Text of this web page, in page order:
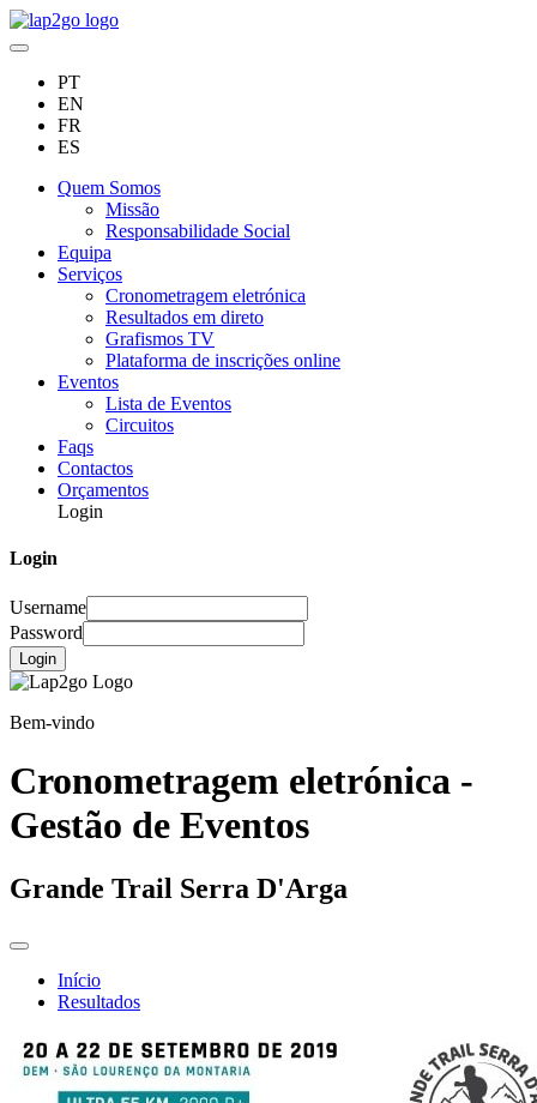
PT
EN
FR
ES
Quem Somos
Missão
Responsabilidade Social
Equipa
Serviços
Cronometragem eletrónica
Resultados em direto
Grafismos TV
Plataforma de inscrições online
Eventos
Lista de Eventos
Circuitos
Faqs
Contactos
Orçamentos
Login
Login
Username
Password
Login
Bem-vindo
Cronometragem eletrónica -
Gestão de Eventos
Grande Trail Serra D'Arga
Início
Resultados